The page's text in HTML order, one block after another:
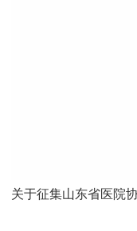
关于征集山东省医院